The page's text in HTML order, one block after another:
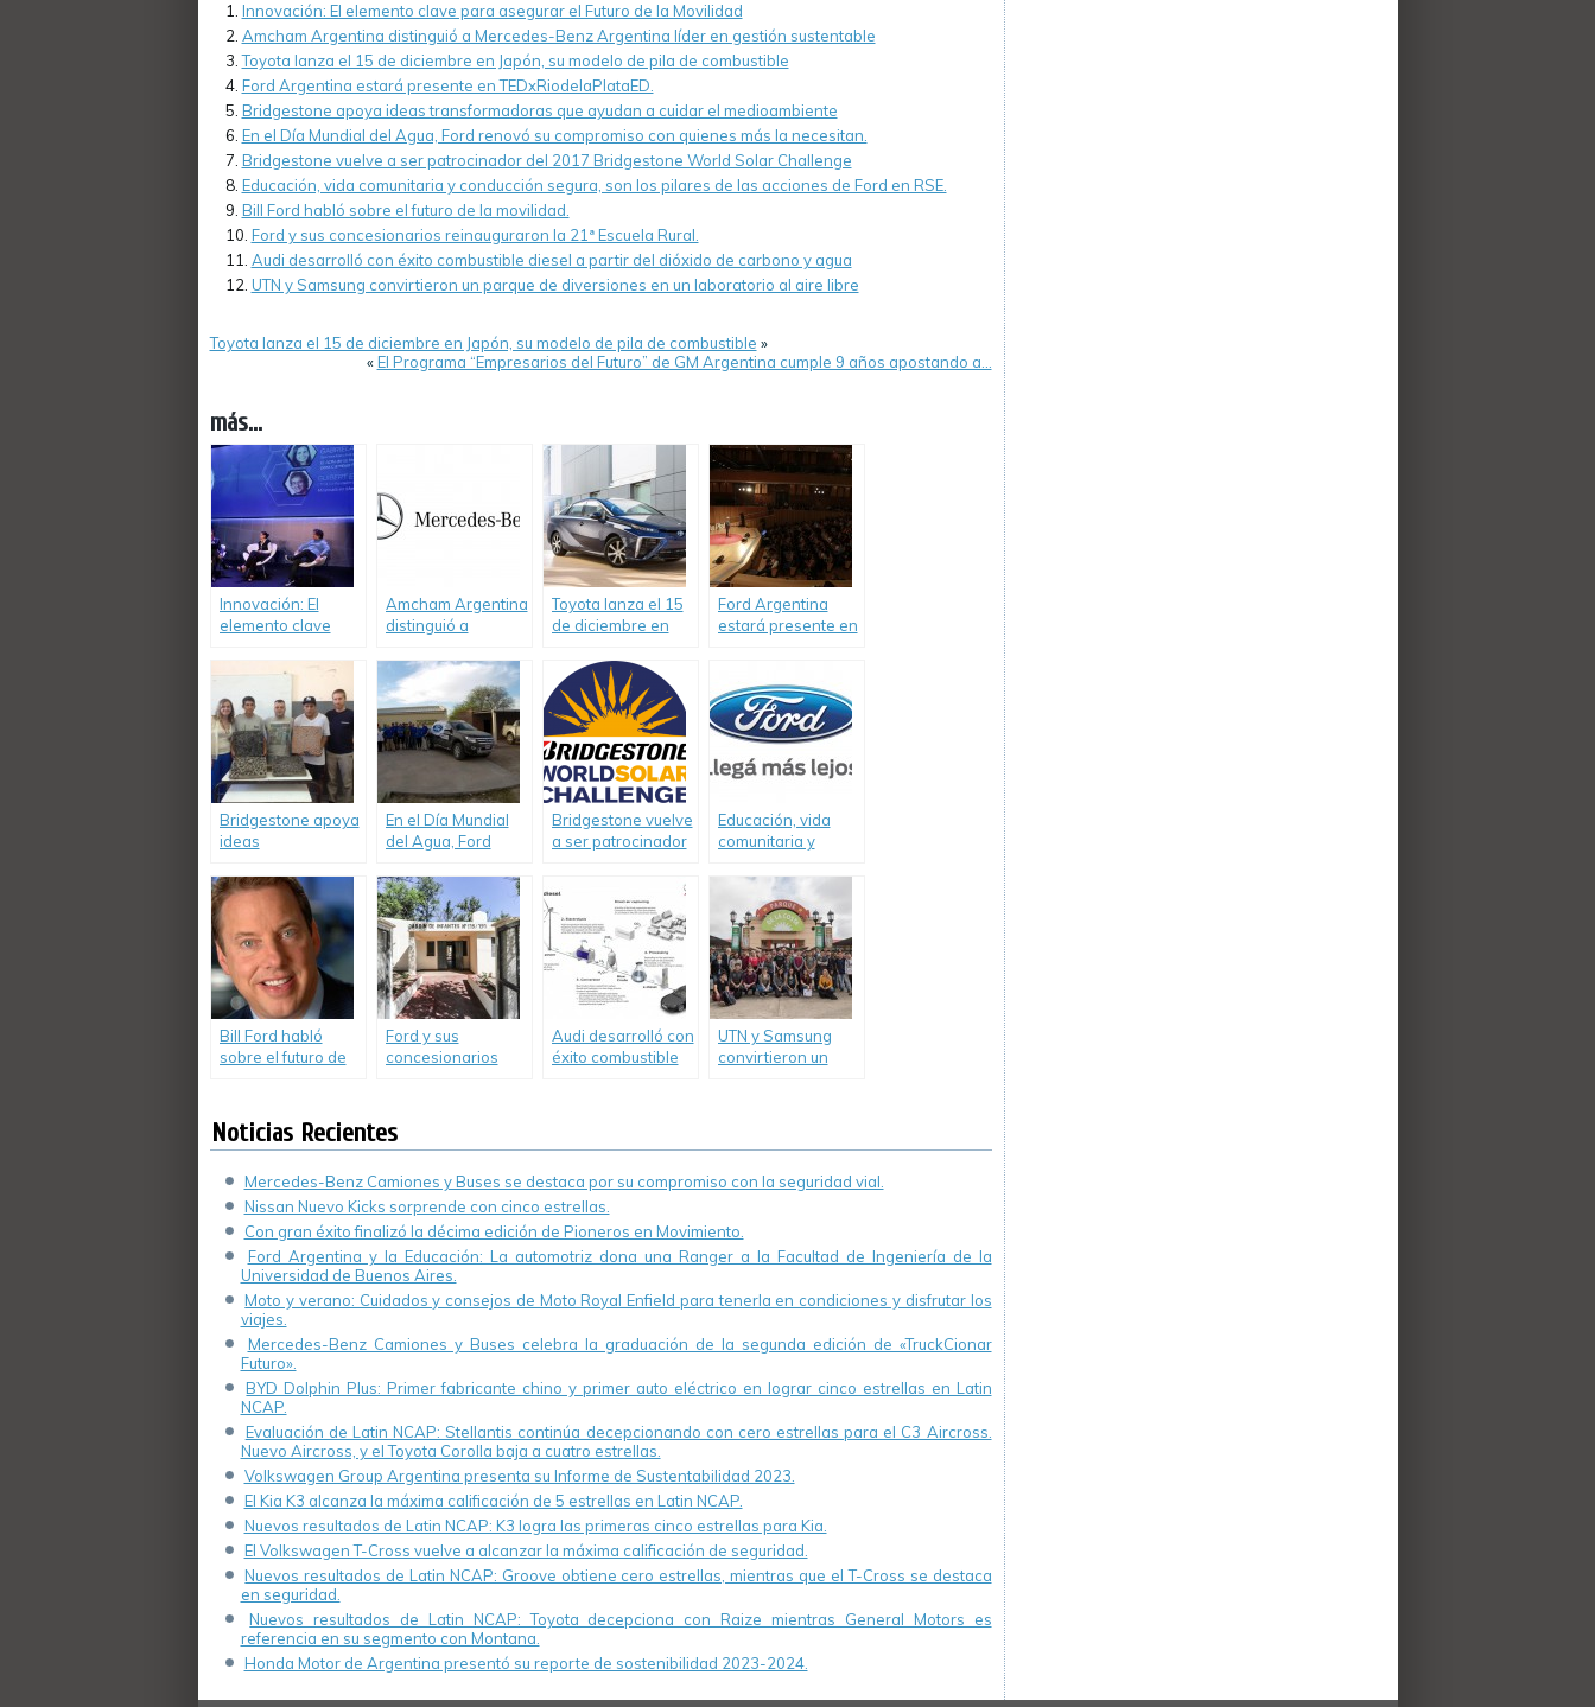
Innovación: El elemento clave para asegurar el Futuro de la Movilidad
Amcham Argentina distinguió a Mercedes-Benz Argentina líder en gestión sustentable
Toyota lanza el 15 de diciembre en Japón, su modelo de pila de combustible
Ford Argentina estará presente en TEDxRiodelaPlataED.
Bridgestone apoya ideas transformadoras que ayudan a cuidar el medioambiente
En el Día Mundial del Agua, Ford renovó su compromiso con quienes más la necesitan.
Bridgestone vuelve a ser patrocinador del 2017 Bridgestone World Solar Challenge
Educación, vida comunitaria y conducción segura, son los pilares de las acciones de Ford en RSE.
Bill Ford habló sobre el futuro de la movilidad.
Ford y sus concesionarios reinauguraron la 21ª Escuela Rural.
Audi desarrolló con éxito combustible diesel a partir del dióxido de carbono y agua
UTN y Samsung convirtieron un parque de diversiones en un laboratorio al aire libre
Toyota lanza el 15 de diciembre en Japón, su modelo de pila de combustible »
«El Programa “Empresarios del Futuro” de GM Argentina cumple 9 años apostando a…
más...
Innovación: El
elemento clave
Futuro de la
Amcham Argentina
distinguió a
Argentina líder en
gestión
sustentable
Toyota lanza el 15
de diciembre en
de pila de
combustible
Ford Argentina
estará presente en
Bridgestone apoya
ideas
que ayudan a
cuidar el
medioambiente
En el Día Mundial
del Agua, Ford
compromiso con
quienes más la
necesitan.
Bridgestone vuelve
a ser patrocinador
Bridgestone World
Solar Challenge
Educación, vida
comunitaria y
son los pilares de
las acciones de
Ford en RSE.
Bill Ford habló
sobre el futuro de
Ford y sus
concesionarios
Audi desarrolló con
éxito combustible
UTN y Samsung
convirtieron un
Noticias Recientes
Mercedes-Benz Camiones y Buses se destaca por su compromiso con la seguridad vial.
Nissan Nuevo Kicks sorprende con cinco estrellas.
Con gran éxito finalizó la décima edición de Pioneros en Movimiento.
Ford Argentina y la Educación: La automotriz dona una Ranger a la Facultad de Ingeniería de la
Universidad de Buenos Aires.
Moto y verano: Cuidados y consejos de Moto Royal Enfield para tenerla en condiciones y disfrutar los
viajes.
Mercedes-Benz Camiones y Buses celebra la graduación de la segunda edición de «TruckCionar
Futuro».
BYD Dolphin Plus: Primer fabricante chino y primer auto eléctrico en lograr cinco estrellas en Latin
NCAP.
Evaluación de Latin NCAP: Stellantis continúa decepcionando con cero estrellas para el C3 Aircross.
Nuevo Aircross, y el Toyota Corolla baja a cuatro estrellas.
Volkswagen Group Argentina presenta su Informe de Sustentabilidad 2023.
El Kia K3 alcanza la máxima calificación de 5 estrellas en Latin NCAP.
Nuevos resultados de Latin NCAP: K3 logra las primeras cinco estrellas para Kia.
El Volkswagen T-Cross vuelve a alcanzar la máxima calificación de seguridad.
Nuevos resultados de Latin NCAP: Groove obtiene cero estrellas, mientras que el T-Cross se destaca
en seguridad.
Nuevos resultados de Latin NCAP: Toyota decepciona con Raize mientras General Motors es
referencia en su segmento con Montana.
Honda Motor de Argentina presentó su reporte de sostenibilidad 2023-2024.